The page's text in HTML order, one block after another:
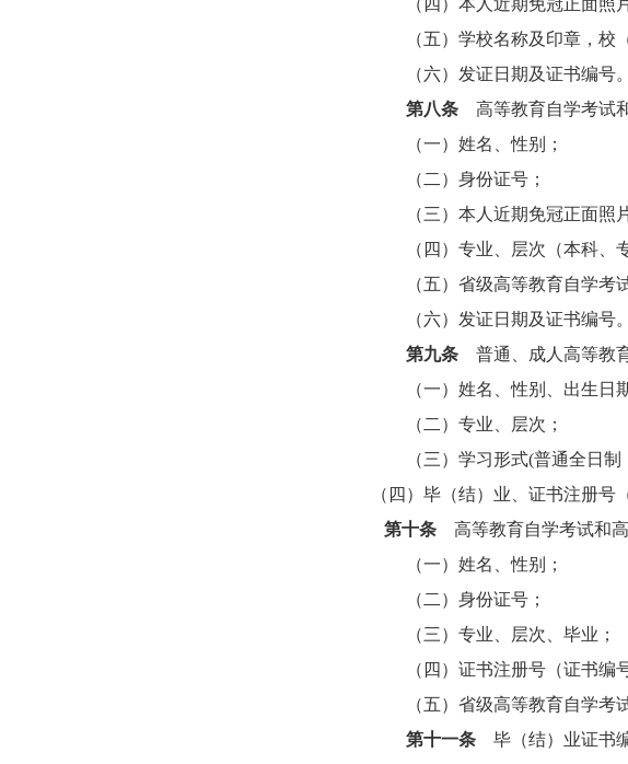
（四）本人近期免冠正面照片
（五）学校名称及印章，校（
（六）发证日期及证书编号。
第八条 高等教育自学考试
（一）姓名、性别；
（二）身份证号；
（三）本人近期免冠正面照片
（四）专业、层次（本科、专
（五）省级高等教育自学考试
（六）发证日期及证书编号。
第九条 普通、成人高等教
（一）姓名、性别、出生日期
（二）专业、层次；
（三）学习形式(普通全日制
（四）毕（结）业、证书注册
第十条 高等教育自学考试和
（一）姓名、性别；
（二）身份证号；
（三）专业、层次、毕业；
（四）证书注册号（证书编号
（五）省级高等教育自学考试
第十一条 毕（结）业证书